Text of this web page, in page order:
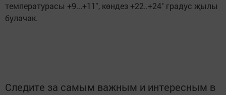
температурасы +9...+11˚, көндез +22..+24˚ градус җылы
булачак.
Следите за самым важным и интересным в